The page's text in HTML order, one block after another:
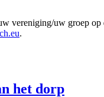
vereniging/uw groep
.
het dorp